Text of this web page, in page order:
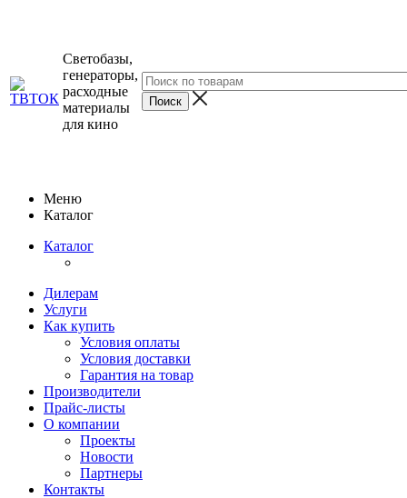
Светобазы,
генераторы,
расходные
материалы
для кино
Меню
Каталог
Каталог
Дилерам
Услуги
Как купить
Условия оплаты
Условия доставки
Гарантия на товар
Производители
Прайс-листы
О компании
Проекты
Новости
Партнеры
Контакты